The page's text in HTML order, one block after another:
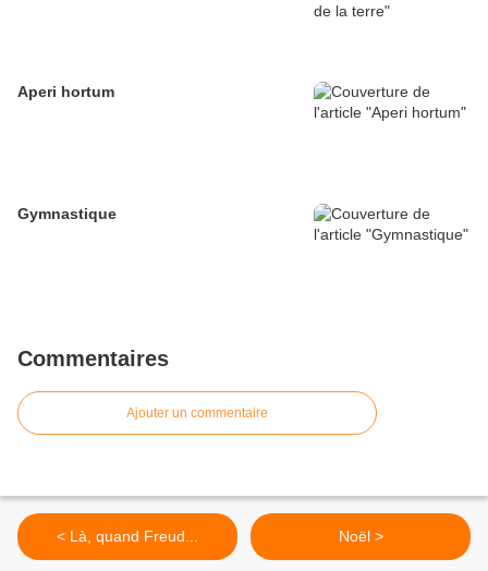
Aperi hortum
Gymnastique
Commentaires
Ajouter un commentaire
< Là, quand Freud... Noël >